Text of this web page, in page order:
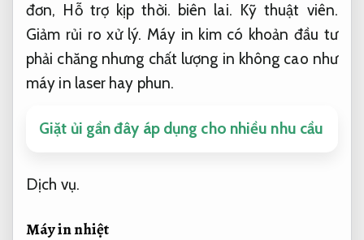
đơn, Hỗ trợ kịp thời. biên lai. Kỹ thuật viên.
Giảm rủi ro xử lý. Máy in kim có khoản đầu tư
phải chăng nhưng chất lượng in không cao như
máy in laser hay phun.
Giặt ủi gần đây áp dụng cho nhiều nhu cầu
Dịch vụ.
Máy in nhiệt